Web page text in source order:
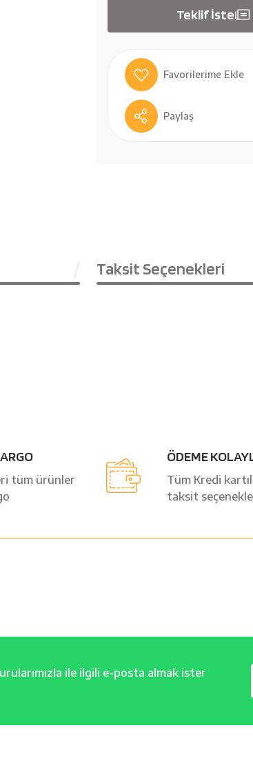
Teklif İste
Paylaş
Taksit Seçenekleri
Yorum Yaz
tüm ürünler
ÖDEME
Tüm Kredi
taksit
ile ilgili e-posta almak ister